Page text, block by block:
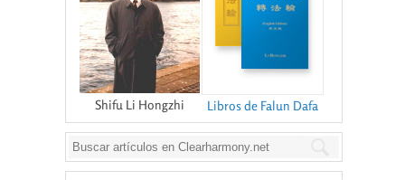
Shifu Li Hongzhi Libros de Falun Dafa